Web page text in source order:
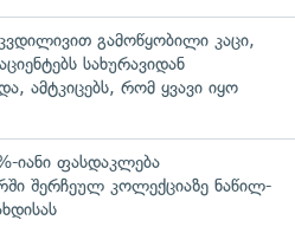
გამოწყობილი კაცი,
სახურავიდან
ამტკიცებს, რომ ყვავი იყო
იანი ფასდაკლება
შერჩეულ კოლექციაზე ნაწილ-